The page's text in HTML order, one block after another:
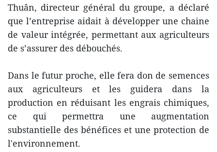
Thuân, directeur général du groupe, a déclaré
que l’entreprise aidait à développer une chaine
de valeur intégrée, permettant aux agriculteurs
de s’assurer des débouchés.
Dans le futur proche, elle fera don de semences
aux agriculteurs et les guidera dans la
production en réduisant les engrais chimiques,
ce qui permettra une augmentation
substantielle des bénéfices et une protection de
l'environnement.